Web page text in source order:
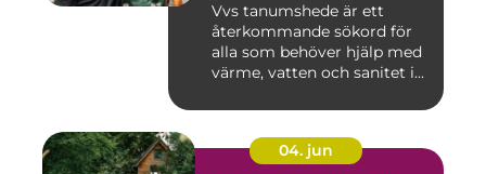
Vvs tanumshede är ett
återkommande sökord för
alla som behöver hjälp med
värme, vatten och sanitet i...
04. jun